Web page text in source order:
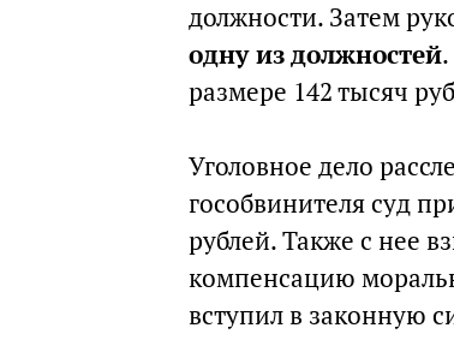
должности. Затем
одну из должностей
размере 142 тысяч
Уголовное дело
гособвинителя суд
рублей. Также с нее
компенсацию
вступил в законную